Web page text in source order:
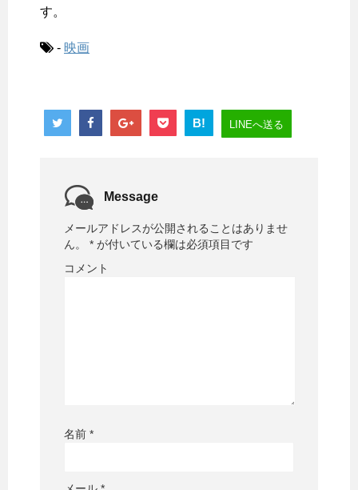
す。
- 映画
B! LINEへ送る
Message
メールアドレスが公開されることはありませ
ん。
* が付いている欄は必須項目です
コメント
名前 *